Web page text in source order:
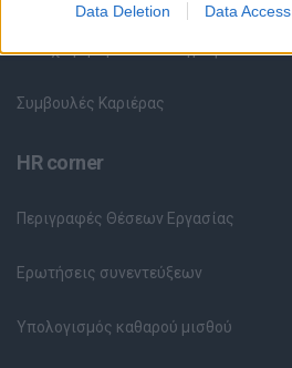
Data Deletion Data Access
Καταχώρηση Online Βιογραφικού
Συμβουλές Καριέρας
HR corner
Περιγραφές Θέσεων Εργασίας
Ερωτήσεις συνεντεύξεων
Υπολογισμός καθαρού μισθού